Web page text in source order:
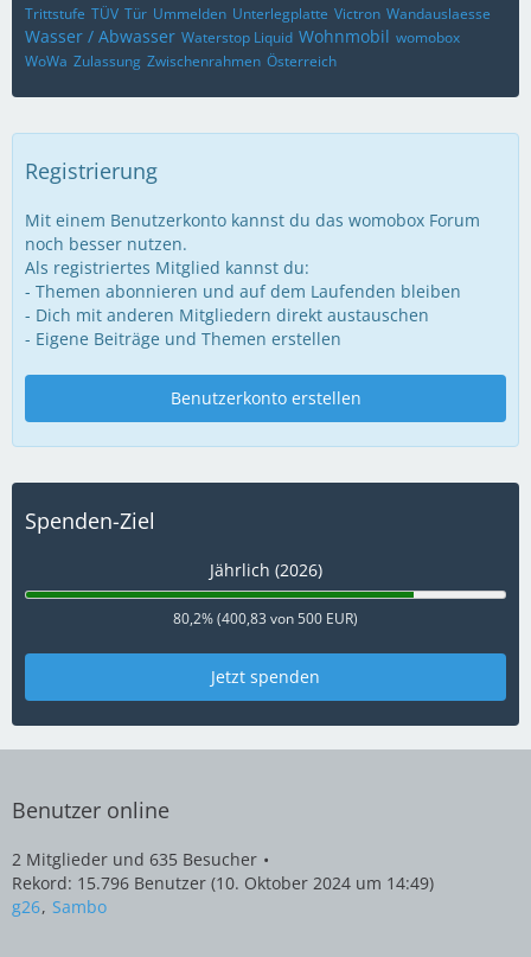
Trittstufe TÜV Tür Ummelden Unterlegplatte Victron Wandauslaesse
Wasser / Abwasser Waterstop Liquid Wohnmobil womobox
WoWa Zulassung Zwischenrahmen Österreich
Registrierung
Mit einem Benutzerkonto kannst du das womobox Forum
noch besser nutzen.
Als registriertes Mitglied kannst du:
- Themen abonnieren und auf dem Laufenden bleiben
- Dich mit anderen Mitgliedern direkt austauschen
- Eigene Beiträge und Themen erstellen
Benutzerkonto erstellen
Spenden-Ziel
Jährlich (2026)
80,2% (400,83 von 500 EUR)
Jetzt spenden
Benutzer online
2 Mitglieder und 635 Besucher
Rekord: 15.796 Benutzer (10. Oktober 2024 um 14:49)
g26 Sambo